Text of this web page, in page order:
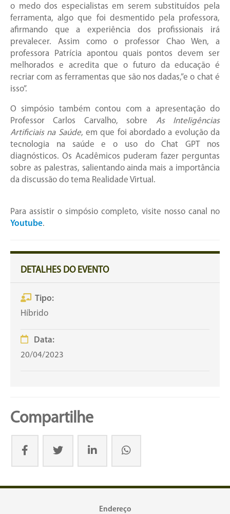
o medo dos especialistas em serem substituídos pela
ferramenta, algo que foi desmentido pela professora,
afirmando que a experiência dos profissionais irá
prevalecer. Assim como o professor Chao Wen, a
professora Patrícia apontou quais pontos devem ser
melhorados e acredita que o futuro da educação é
recriar com as ferramentas que são nos dadas,”e o chat é
isso”.
O simpósio também contou com a apresentação do
Professor Carlos Carvalho, sobre As Inteligências
Artificiais na Saúde, em que foi abordado a evolução da
tecnologia na saúde e o uso do Chat GPT nos
diagnósticos. Os Acadêmicos puderam fazer perguntas
sobre as palestras, salientando ainda mais a importância
da discussão do tema Realidade Virtual.
Para assistir o simpósio completo, visite nosso canal no
Youtube.
DETALHES DO EVENTO
Tipo:
Híbrido
Data:
20/04/2023
Compartilhe
Endereço